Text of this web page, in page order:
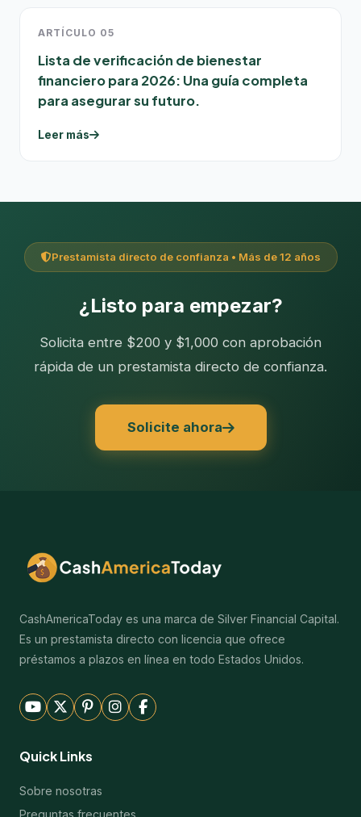
ARTÍCULO 05
Lista de verificación de bienestar
financiero para 2026: Una guía completa
para asegurar su futuro.
Leer más
Prestamista directo de confianza • Más de 12 años
¿Listo para empezar?
Solicita entre $200 y $1,000 con aprobación
rápida de un prestamista directo de confianza.
Solicite ahora
CashAmericaToday es una marca de Silver Financial Capital.
Es un prestamista directo con licencia que ofrece
préstamos a plazos en línea en todo Estados Unidos.
Quick Links
Sobre nosotras
Preguntas frecuentes